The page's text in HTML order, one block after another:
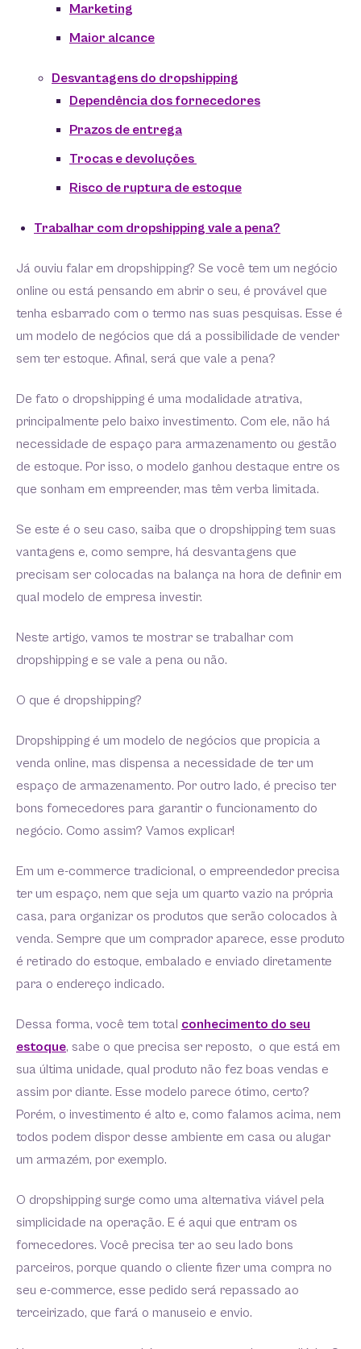
Marketing
Maior alcance
Desvantagens do dropshipping
Dependência dos fornecedores
Prazos de entrega
Trocas e devoluções
Risco de ruptura de estoque
Trabalhar com dropshipping vale a pena?
Já ouviu falar em dropshipping? Se você tem um negócio
online ou está pensando em abrir o seu, é provável que
tenha esbarrado com o termo nas suas pesquisas. Esse é
um modelo de negócios que dá a possibilidade de vender
sem ter estoque. Afinal, será que vale a pena?
De fato o dropshipping é uma modalidade atrativa,
principalmente pelo baixo investimento. Com ele, não há
necessidade de espaço para armazenamento ou gestão
de estoque. Por isso, o modelo ganhou destaque entre os
que sonham em empreender, mas têm verba limitada.
Se este é o seu caso, saiba que o dropshipping tem suas
vantagens e, como sempre, há desvantagens que
precisam ser colocadas na balança na hora de definir em
qual modelo de empresa investir.
Neste artigo, vamos te mostrar se trabalhar com
dropshipping e se vale a pena ou não.
O que é dropshipping?
Dropshipping é um modelo de negócios que propicia a
venda online, mas dispensa a necessidade de ter um
espaço de armazenamento. Por outro lado, é preciso ter
bons fornecedores para garantir o funcionamento do
negócio. Como assim? Vamos explicar!
Em um e-commerce tradicional, o empreendedor precisa
ter um espaço, nem que seja um quarto vazio na própria
casa, para organizar os produtos que serão colocados à
venda. Sempre que um comprador aparece, esse produto
é retirado do estoque, embalado e enviado diretamente
para o endereço indicado.
Dessa forma, você tem total conhecimento do seu
estoque, sabe o que precisa ser reposto, o que está em
sua última unidade, qual produto não fez boas vendas e
assim por diante. Esse modelo parece ótimo, certo?
Porém, o investimento é alto e, como falamos acima, nem
todos podem dispor desse ambiente em casa ou alugar
um armazém, por exemplo.
O dropshipping surge como uma alternativa viável pela
simplicidade na operação. E é aqui que entram os
fornecedores. Você precisa ter ao seu lado bons
parceiros, porque quando o cliente fizer uma compra no
seu e-commerce, esse pedido será repassado ao
terceirizado, que fará o manuseio e envio.